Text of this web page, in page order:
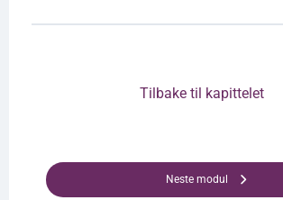
Tilbake til kapittelet
Neste modul